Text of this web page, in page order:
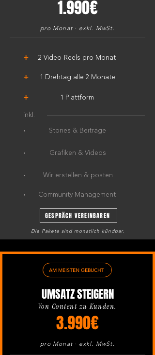
1.990€
pro Monat · exkl. MwSt.
+ 2 Video-Reels pro Monat
+ 1 Drehtag alle 2 Monate
+ 1 Plattform
inkl.
· Stories & Beiträge
· Grafiken & Videos
· Wir erstellen & posten
· Community Management
GESPRÄCH VEREINBAREN
Die Pakete sind monatlich kündbar.
AM MEISTEN GEBUCHT
UMSATZ STEIGERN
Von Content zu Kunden.
3.990€
pro Monat · exkl. MwSt.